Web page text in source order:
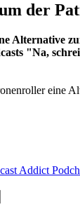
der
Alternative
"Na,
eine
Addict